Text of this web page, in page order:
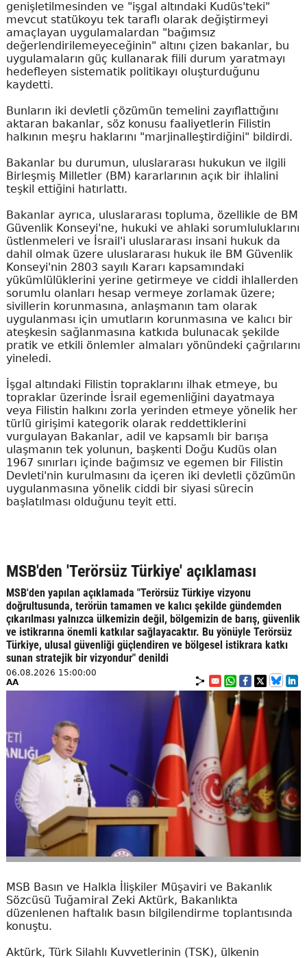
genişletilmesinden ve "işgal altındaki Kudüs'teki"
mevcut statükoyu tek taraflı olarak değiştirmeyi
amaçlayan uygulamalardan "bağımsız
değerlendirilemeyeceğinin" altını çizen bakanlar, bu
uygulamaların güç kullanarak fiili durum yaratmayı
hedefleyen sistematik politikayı oluşturduğunu
kaydetti.
Bunların iki devletli çözümün temelini zayıflattığını
aktaran bakanlar, söz konusu faaliyetlerin Filistin
halkının meşru haklarını "marjinalleştirdiğini" bildirdi.
Bakanlar bu durumun, uluslararası hukukun ve ilgili
Birleşmiş Milletler (BM) kararlarının açık bir ihlalini
teşkil ettiğini hatırlattı.
Bakanlar ayrıca, uluslararası topluma, özellikle de BM
Güvenlik Konseyi'ne, hukuki ve ahlaki sorumluluklarını
üstlenmeleri ve İsrail'i uluslararası insani hukuk da
dahil olmak üzere uluslararası hukuk ile BM Güvenlik
Konseyi'nin 2803 sayılı Kararı kapsamındaki
yükümlülüklerini yerine getirmeye ve ciddi ihlallerden
sorumlu olanları hesap vermeye zorlamak üzere;
sivillerin korunmasına, anlaşmanın tam olarak
uygulanması için umutların korunmasına ve kalıcı bir
ateşkesin sağlanmasına katkıda bulunacak şekilde
pratik ve etkili önlemler almaları yönündeki çağrılarını
yineledi.
İşgal altındaki Filistin topraklarını ilhak etmeye, bu
topraklar üzerinde İsrail egemenliğini dayatmaya
veya Filistin halkını zorla yerinden etmeye yönelik her
türlü girişimi kategorik olarak reddettiklerini
vurgulayan Bakanlar, adil ve kapsamlı bir barışa
ulaşmanın tek yolunun, başkenti Doğu Kudüs olan
1967 sınırları içinde bağımsız ve egemen bir Filistin
Devleti'nin kurulmasını da içeren iki devletli çözümün
uygulanmasına yönelik ciddi bir siyasi sürecin
başlatılması olduğunu teyit etti.
MSB'den 'Terörsüz Türkiye' açıklaması
MSB'den yapılan açıklamada "Terörsüz Türkiye vizyonu
doğrultusunda, terörün tamamen ve kalıcı şekilde gündemden
çıkarılması yalnızca ülkemizin değil, bölgemizin de barış, güvenlik
ve istikrarına önemli katkılar sağlayacaktır. Bu yönüyle Terörsüz
Türkiye, ulusal güvenliği güçlendiren ve bölgesel istikrara katkı
sunan stratejik bir vizyondur" denildi
06.08.2026 15:00:00
AA
MSB Basın ve Halkla İlişkiler Müşaviri ve Bakanlık
Sözcüsü Tuğamiral Zeki Aktürk, Bakanlıkta
düzenlenen haftalık basın bilgilendirme toplantısında
konuştu.
Aktürk, Türk Silahlı Kuvvetlerinin (TSK), ülkenin